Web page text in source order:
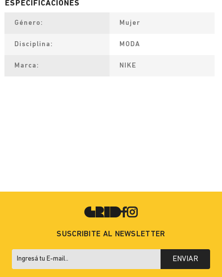
Género Mujer
Disciplina MODA
Marca NIKE
SUSCRIBITE AL NEWSLETTER
ENVIAR